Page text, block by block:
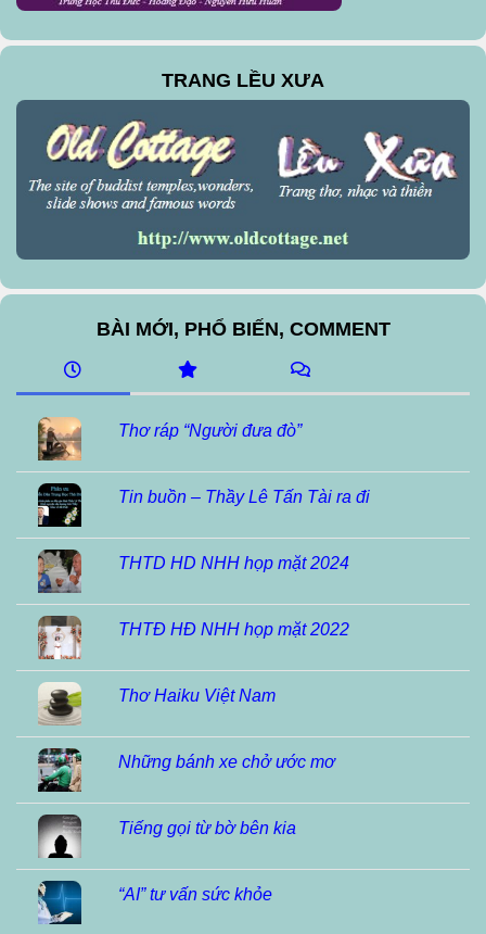
TRANG LỀU XƯA
BÀI MỚI, PHỔ BIẾN, COMMENT
Thơ ráp “Người đưa đò”
Tin buồn – Thầy Lê Tấn Tài ra đi
THTD HD NHH họp mặt 2024
THTĐ HĐ NHH họp mặt 2022
Thơ Haiku Việt Nam
Những bánh xe chở ước mơ
Tiếng gọi từ bờ bên kia
“AI” tư vấn sức khỏe